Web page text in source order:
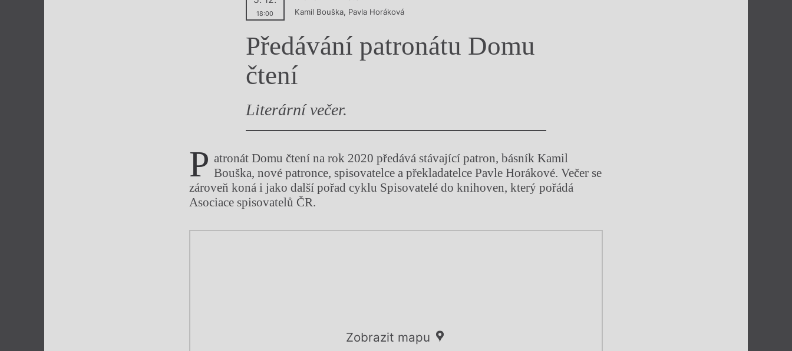
Výroční ceny
18:00 Kamil Bouška, Pavla Horáková
Předávání patronátu Domu
čtení
Literární večer.
P atronát Domu čtení na rok 2020 předává stávající patron, básník Kamil
Bouška, nové patronce, spisovatelce a překladatelce Pavle Horákové. Večer se
zároveň koná i jako další pořad cyklu Spisovatelé do knihoven, který pořádá
Asociace spisovatelů ČR.
Zobrazit mapu